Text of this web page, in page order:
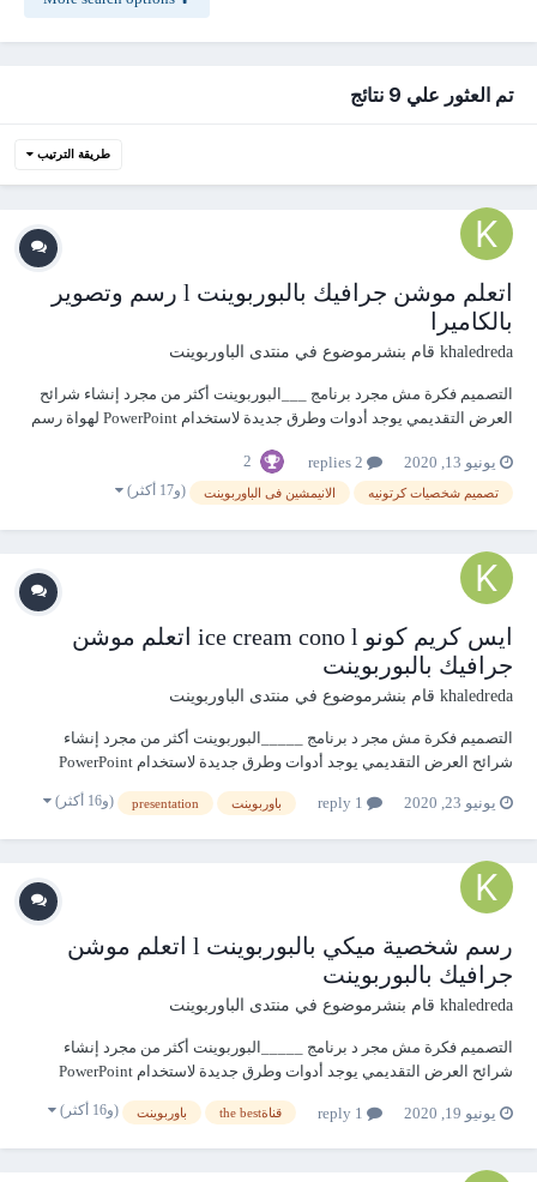
تم العثور علي 9 نتائج
طريقة الترتيب
اتعلم موشن جرافيك بالبوربوينت l رسم وتصوير
بالكاميرا
khaledreda قام بنشرموضوع في منتدى الباوربوينت
التصميم فكرة مش مجرد برنامج ___البوربوينت أكثر من مجرد إنشاء شرائح
العرض التقديمي يوجد أدوات وطرق جديدة لاستخدام PowerPoint لهواة رسم
https://youtu.be/95RmLp4QoYw
يونيو 13, 2020 2
تصميم شخصيات كرتونيه الانيمشين فى الباوربوينت (و17 أكثر)
ايس كريم كونو ice cream cono l اتعلم موشن
جرافيك بالبوربوينت
khaledreda قام بنشرموضوع في منتدى الباوربوينت
التصميم فكرة مش مجر د برنامج _____البوربوينت أكثر من مجرد إنشاء
شرائح العرض التقديمي يوجد أدوات وطرق جديدة لاستخدام PowerPoint
كونو ice cream cono https://youtu.be/tv4Guep71Qoيونيو 23, 2020 باوربوينت presentation (و16 أكثر)
رسم شخصية ميكي بالبوربوينت l اتعلم موشن
جرافيك بالبوربوينت
khaledreda قام بنشرموضوع في منتدى الباوربوينت
التصميم فكرة مش مجر د برنامج _____البوربوينت أكثر من مجرد إنشاء
شرائح العرض التقديمي يوجد أدوات وطرق جديدة لاستخدام PowerPoint
موشن جرافيك بالبوربوينت https://youtu.be/qpz0-pjAoDc
يونيو 19, 2020 قناةthe best باوربوينت (و16 أكثر)